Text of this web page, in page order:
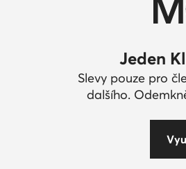
Jeden
Slevy pouze pro
dalšího.